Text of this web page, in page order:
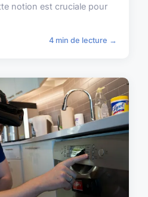
notion est cruciale pour
4 min de lecture →